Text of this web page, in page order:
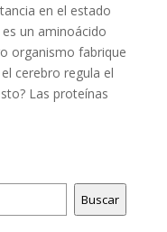
en el estado
un aminoácido
organismo fabrique
cerebro regula el
Las proteínas
Buscar